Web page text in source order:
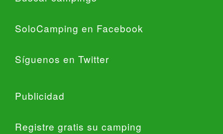
SoloCamping en Facebook
Síguenos en Twitter
Publicidad
Registre gratis su camping